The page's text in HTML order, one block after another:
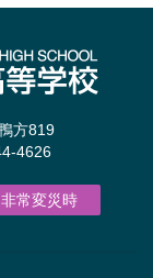
方819
4626
非常変災時